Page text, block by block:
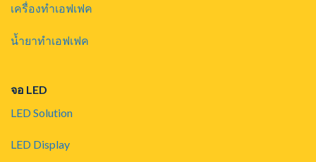
เครื่องทำเอฟเฟค
น้ำยาทำเอฟเฟค
จอ LED
LED Solution
LED Display